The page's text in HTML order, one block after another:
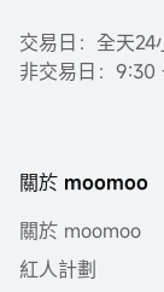
交易日：全天24
非交易日：9:30
關於 moomoo
關於 moomoo
紅人計劃